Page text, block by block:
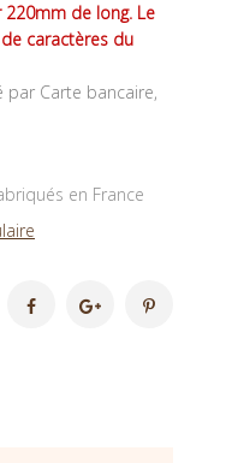
de long. Le
caractères du
Carte bancaire,
en France